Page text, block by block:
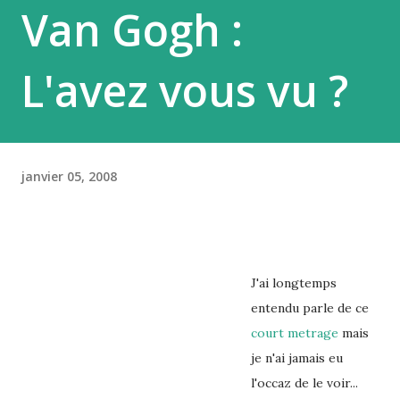
Van Gogh :
L'avez vous vu ?
janvier 05, 2008
J'ai longtemps
entendu parle de ce
court metrage mais
je n'ai jamais eu
l'occaz de le voir...